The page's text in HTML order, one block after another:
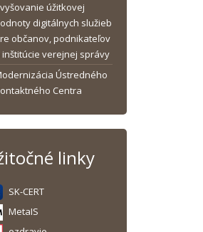
úžitkovej
digitálnych služieb
občanov, podnikateľov
inštitúcie verejnej správy
Ústredného
Centra
linky
SK-CERT
MetaIS